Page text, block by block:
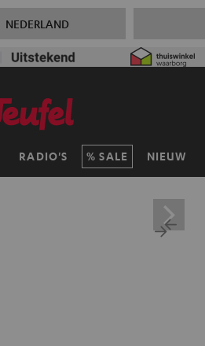
NEDERLAND
RADIO'S SALE NIEUW